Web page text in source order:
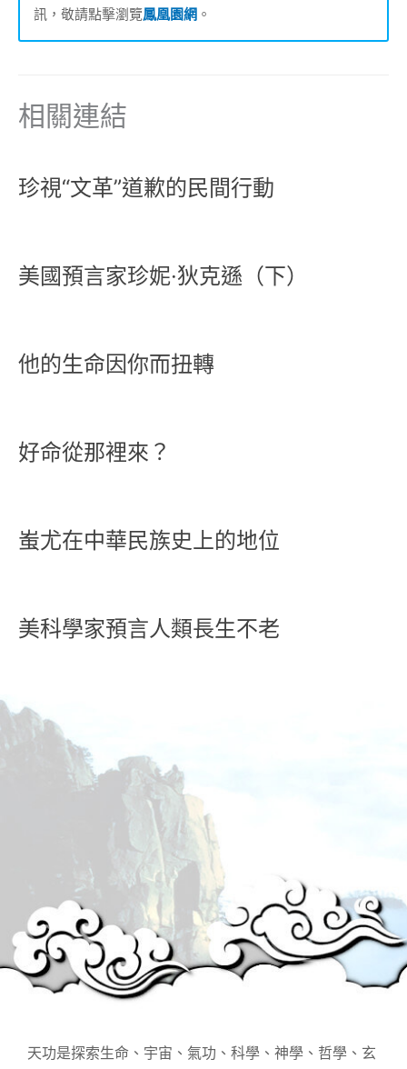
訊，敬請點擊瀏覽鳳凰園網 。
相關連結
珍視“文革”道歉的民間行動
美國預言家珍妮·狄克遜（下）
他的生命因你而扭轉
好命從那裡來？
蚩尤在中華民族史上的地位
美科學家預言人類長生不老
天功是探索生命、宇宙、氣功、科學、神學、哲學、玄